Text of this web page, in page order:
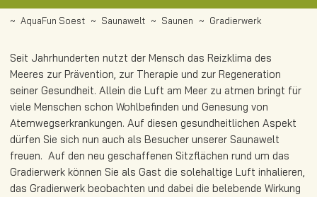
AquaFun Soest Saunawelt Saunen Gradierwerk
Seit Jahrhunderten nutzt der Mensch das Reizklima des
Meeres zur Prävention, zur Therapie und zur Regeneration
seiner Gesundheit. Allein die Luft am Meer zu atmen bringt für
viele Menschen schon Wohlbefinden und Genesung von
Atemwegserkrankungen. Auf diesen gesundheitlichen Aspekt
dürfen Sie sich nun auch als Besucher unserer Saunawelt
freuen. Auf den neu geschaffenen Sitzflächen rund um das
Gradierwerk können Sie als Gast die solehaltige Luft inhalieren,
das Gradierwerk beobachten und dabei die belebende Wirkung